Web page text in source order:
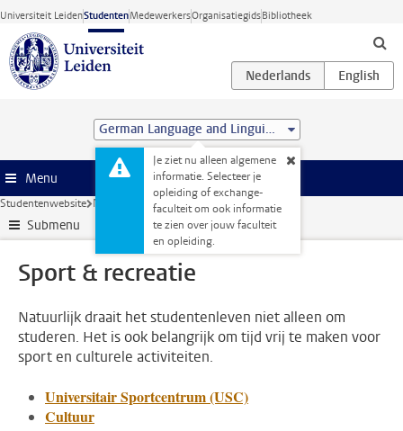
Ga direct naar de inhoud
Universiteit LeidenStudentenMedewerkersOrganisatiegidsBibliotheek
German Language and Linguistics (MA)
Je ziet nu alleen algemene
informatie. Selecteer je
opleiding of exchange-
faculteit om ook informatie
te zien over jouw faculteit
en opleiding.
Menu
Studentenwebsite Naast je studie Sport & recreatie
Submenu
Sport & recreatie
Natuurlijk draait het studentenleven niet alleen om
studeren. Het is ook belangrijk om tijd vrij te maken voor
sport en culturele activiteiten.
Universitair Sportcentrum (USC)
Cultuur